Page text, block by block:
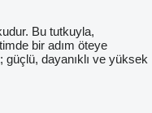
Bu tutkuyla,
bir adım öteye
dayanıklı ve yüksek